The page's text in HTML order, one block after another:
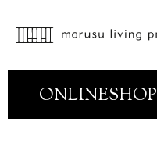
ONLINESHOP